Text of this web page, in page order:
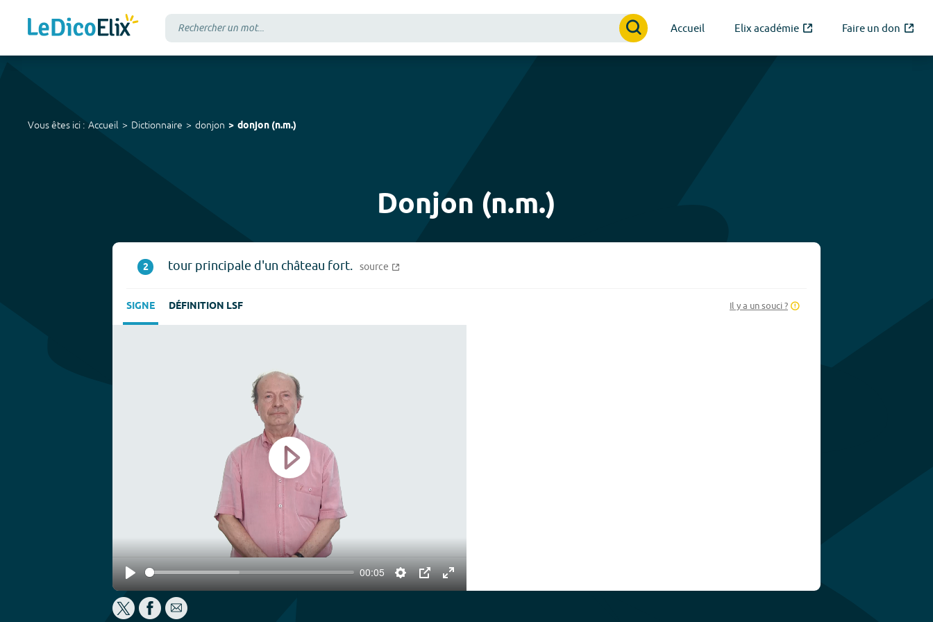
Accueil Elix académie Faire un don
Vous êtes ici : Accueil Dictionnaire donjon donjon (n.m.)
Donjon (n.m.)
2 tour principale d'un château fort. source
SIGNE DÉFINITION LSF Il y a un souci ?
Play
00:05
Settings
PIP Enter
Play